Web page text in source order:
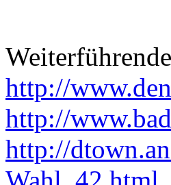
http://
http://
http://